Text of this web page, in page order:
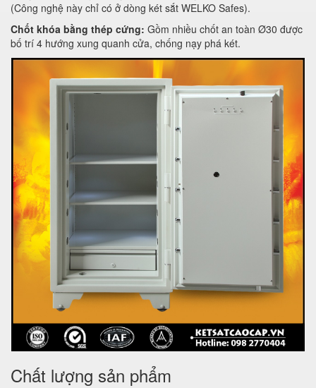
(Công nghệ này chỉ có ở dòng két sắt WELKO Safes).
Chốt khóa bằng thép cứng: Gồm nhiều chốt an toàn Ø30 được
bố trí 4 hướng xung quanh cửa, chống nạy phá két.
Chất lượng sản phẩm